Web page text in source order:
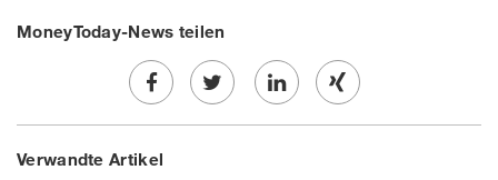
MoneyToday-News teilen
Share
on
Twe
Share Share
Verwandte Artikel